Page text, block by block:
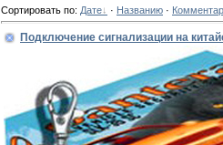
Сортировать по: Дате · Названию ·
Подключение сигнализации на